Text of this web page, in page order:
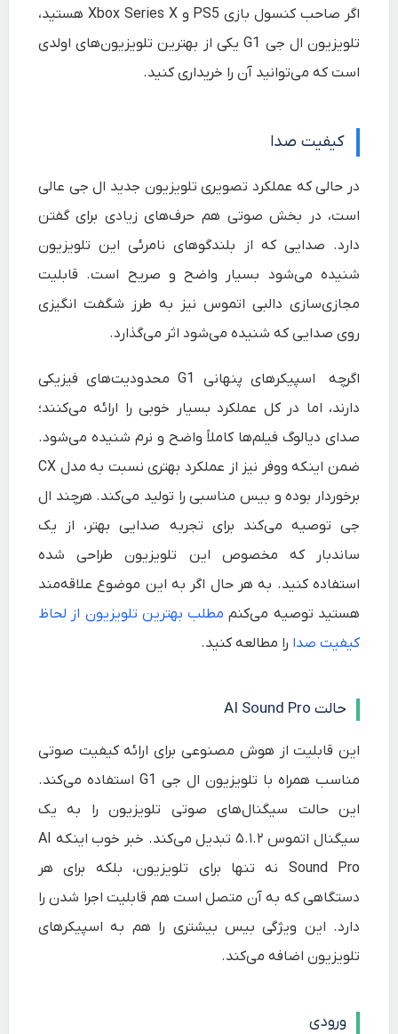
اگر صاحب کنسول بازی PS5 و Xbox Series X هستید،
تلویزیون ال جی G1 یکی از بهترین تلویزیون‌های اولدی
است که می‌توانید آن را خریداری کنید.
کیفیت صدا‌
در حالی که عملکرد تصویری تلویزیون جدید ال جی عالی
است، در بخش صوتی هم حرف‌های زیادی برای گفتن
دارد. صدایی که از بلندگوهای نامرئی این تلویزیون
شنیده می‌شود بسیار واضح و صریح است. قابلیت
مجازی‌سازی دالبی اتموس نیز به طرز شگفت انگیزی
روی صدایی که شنیده می‌شود اثر می‌گذارد.
اگرچه اسپیکرهای پنهانی G1 محدودیت‌های فیزیکی
دارند، اما در کل عملکرد بسیار خوبی را ارائه می‌کنند؛
صدای دیالوگ فیلم‌ها کاملاً واضح و نرم شنیده می‌شود.
ضمن اینکه ووفر نیز از عملکرد بهتری نسبت به مدل CX
برخوردار بوده و بیس مناسبی را تولید می‌کند. هرچند ال
جی توصیه می‌کند برای تجربه صدایی بهتر، از یک
ساندبار که مخصوص این تلویزیون طراحی شده
استفاده کنید. به هر حال اگر به این موضوع علاقه‌مند
هستید توصیه می‌کنم مطلب بهترین تلویزیون از لحاظ
کیفیت صدا را مطالعه کنید.
حالت AI Sound Pro
این قابلیت از هوش مصنوعی برای ارائه کیفیت صوتی
مناسب همراه با تلویزیون ال جی G1 استفاده می‌کند.
این حالت سیگنال‌های صوتی تلویزیون را به یک
سیگنال اتموس ۵.۱.۲ تبدیل می‌کند. خبر خوب اینکه AI
Sound Pro نه تنها برای تلویزیون، بلکه برای هر
دستگاهی که به آن متصل است هم قابلیت اجرا شدن را
دارد. این ویژگی بیس بیشتری را هم به اسپیکرهای
تلویزیون اضافه می‌کند.
ورودی